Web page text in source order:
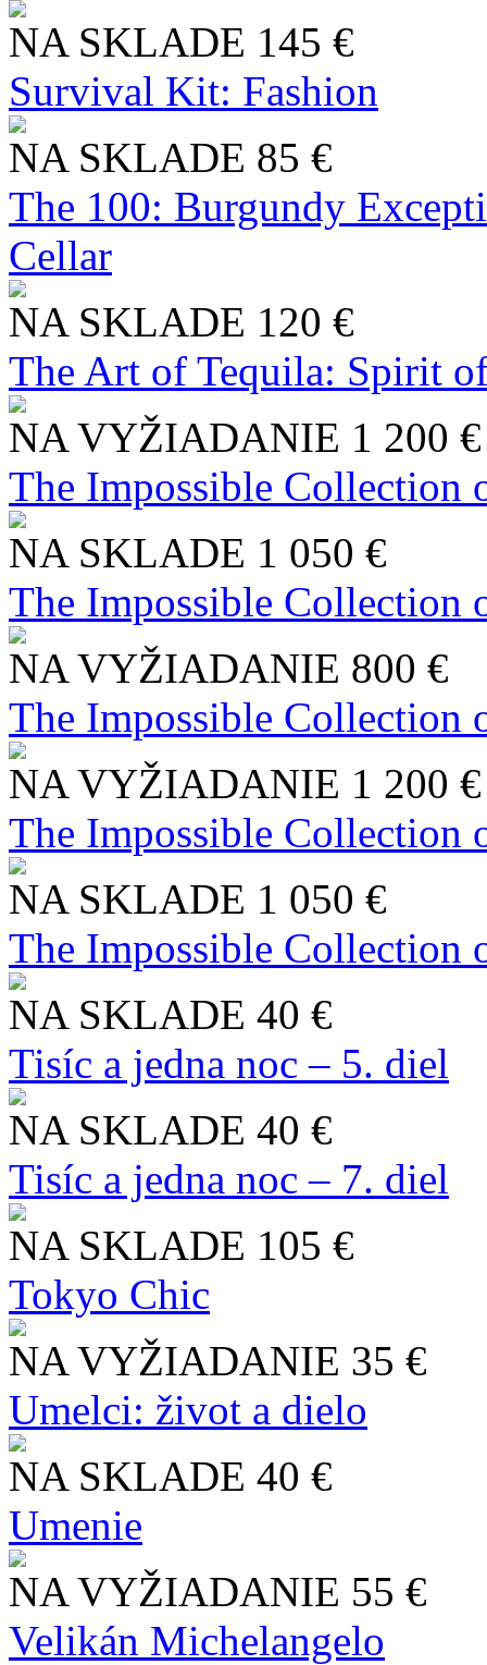
NA SKLADE 145 €
Survival Kit: Fashion
NA SKLADE 85 €
The 100: Burgundy
Cellar
NA SKLADE 120 €
The Art of Tequila: Spirit
NA VYŽIADANIE 1 200 €
The Impossible Collection
NA SKLADE 1 050 €
The Impossible Collection
NA VYŽIADANIE 800 €
The Impossible Collection
NA VYŽIADANIE 1 200 €
The Impossible Collection
NA SKLADE 1 050 €
The Impossible Collection
NA SKLADE 40 €
Tisíc a jedna noc – 5. diel
NA SKLADE 40 €
Tisíc a jedna noc – 7. diel
NA SKLADE 105 €
Tokyo Chic
NA VYŽIADANIE 35 €
Umelci: život a dielo
NA SKLADE 40 €
Umenie
NA VYŽIADANIE 55 €
Velikán Michelangelo